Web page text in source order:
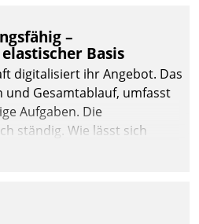
–
Basis
digitalisiert ihr Angebot. Das
Gesamtablauf, umfasst
Aufgaben. Die
ständig. Wie lässt sich
und zugleich Freiraum